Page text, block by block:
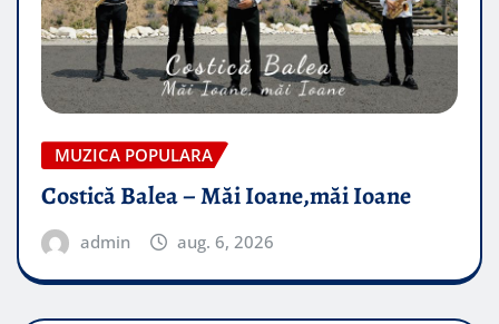
MUZICA POPULARA
Costică Balea – Măi Ioane,măi Ioane
admin aug. 6, 2026